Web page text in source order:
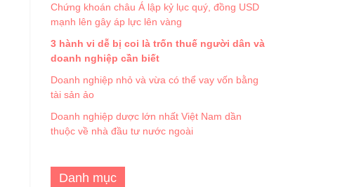
Chứng khoán châu Á lập kỷ lục quý, đồng USD
mạnh lên gây áp lực lên vàng
3 hành vi dễ bị coi là trốn thuế người dân và
doanh nghiệp cần biết
Doanh nghiệp nhỏ và vừa có thể vay vốn bằng
tài sản ảo
Doanh nghiệp dược lớn nhất Việt Nam dần
thuộc về nhà đầu tư nước ngoài
Danh mục